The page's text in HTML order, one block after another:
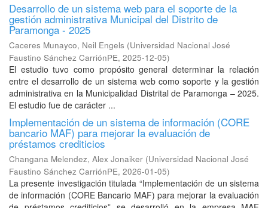
Desarrollo de un sistema web para el soporte de la
gestión administrativa Municipal del Distrito de
Paramonga - 2025
Caceres Munayco, Neil Engels (Universidad Nacional José
Faustino Sánchez CarriónPE, 2025-12-05)
El estudio tuvo como propósito general determinar la relación
entre el desarrollo de un sistema web como soporte y la gestión
administrativa en la Municipalidad Distrital de Paramonga – 2025.
El estudio fue de carácter ...
Implementación de un sistema de información (CORE
bancario MAF) para mejorar la evaluación de
préstamos crediticios
Changana Melendez, Alex Jonaiker (Universidad Nacional José
Faustino Sánchez CarriónPE, 2026-01-05)
La presente investigación titulada “Implementación de un sistema
de información (CORE Bancario MAF) para mejorar la evaluación